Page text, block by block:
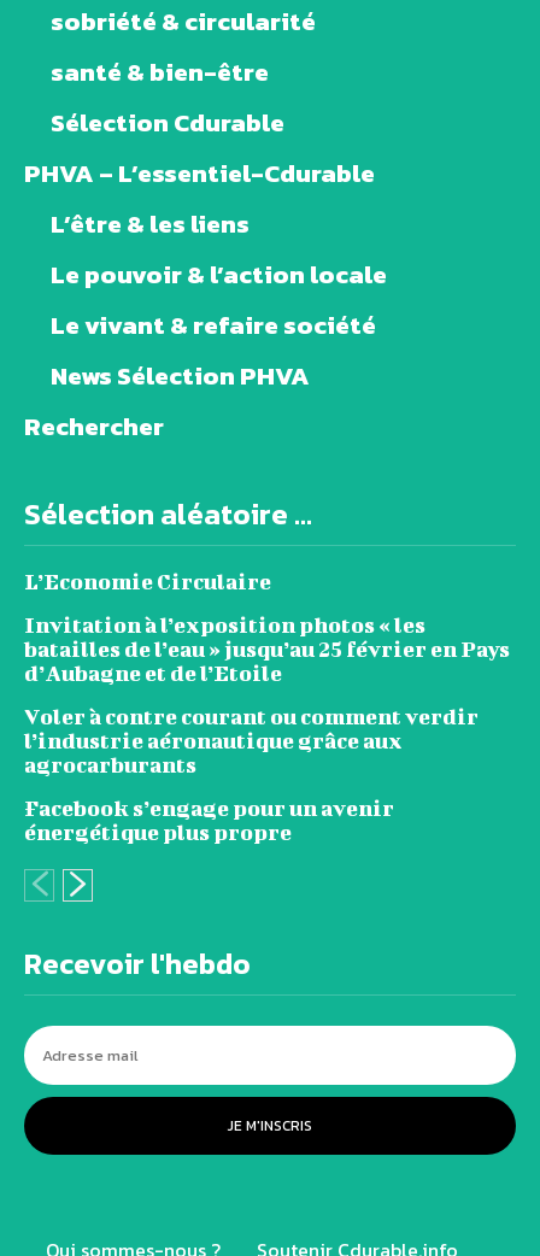
sobriété & circularité
santé & bien-être
Sélection Cdurable
PHVA – L’essentiel-Cdurable
L’être & les liens
Le pouvoir & l’action locale
Le vivant & refaire société
News Sélection PHVA
Rechercher
Sélection aléatoire ...
L’Economie Circulaire
Invitation à l’exposition photos « les
batailles de l’eau » jusqu’au 25 février en Pays
d’Aubagne et de l’Etoile
Voler à contre courant ou comment verdir
l’industrie aéronautique grâce aux
agrocarburants
Facebook s’engage pour un avenir
énergétique plus propre
Recevoir l'hebdo
JE M'INSCRIS
Qui sommes-nous ? Soutenir Cdurable.info